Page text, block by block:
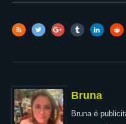
Bruna
Bruna é